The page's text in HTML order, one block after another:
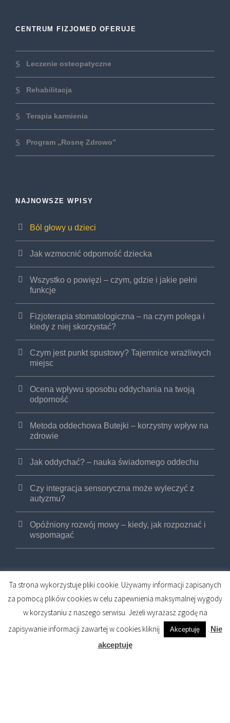
CENTRUM FIZJOMED OFERUJE
Leczenie osteopatyczne
Rehabilitacja
Terapia karmienia
Program „Rosnę Zdrowo”
NAJNOWSZE WPISY
Ból głowy u dzieci
Jak wzmocnić odporność dziecka
Wszystko o powięzi – czym, gdzie i jakie pełni
funkcje
Fizjoterapia stomatologiczna – na czym polega i
kiedy z niej skorzystać?
Czym jest punkt spustowy? Tajemnice wrażliwych
miejsc
Ocena wpływu sposobu oddychania na twoją
odporność
Metoda oddechowa Butejki – korzystny wpływ na
zdrowie
Jak oddychać? – nauka świadomego oddechu
Czy integracja sensoryczna może wyleczyć z
autyzmu?
Opóźniony rozwój mowy – kiedy, jak rozpoznać i
wspomagać
COPYRIGHT 2017 FIZJOMED PRYWATNE
CENTRUM OSTEOPATII I FIZJOTERAPII (R)
Ta strona wykorzystuje pliki cookie. Używamy informacji zapisanych
za pomocą plików cookies w celu zapewnienia maksymalnej wygody
w korzystaniu z naszego serwisu. Jeżeli wyrażasz zgodę na
zapisywanie informacji zawartej w cookies kliknij
Akceptuję . Nie
akceptuję